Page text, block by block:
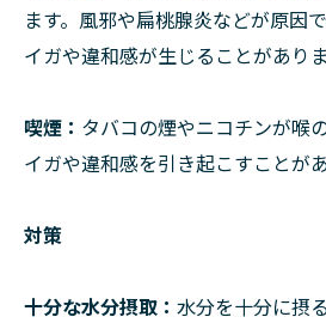
ます。風邪や扁桃腺炎などが原因
イガや違和感が生じることがありま
喫煙： タバコの煙やニコチンが喉
イガや違和感を引き起こすことがあ
対策
十分な水分摂取： 水分を十分に摂